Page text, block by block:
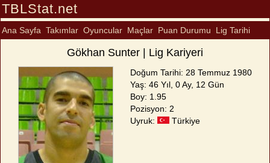
TBLStat.net
Ana Sayfa Takımlar Oyuncular Maçlar Puan Durumu Lig Tarihi
Gökhan Sunter | Lig Kariyeri
Doğum Tarihi: 28 Temmuz 1980
Yaş: 46 Yıl, 0 Ay, 12 Gün
Boy: 1.95
Pozisyon: 2
Uyruk:
Türkiye